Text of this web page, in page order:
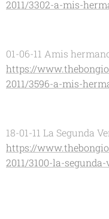
2011/3302-a-mis-
01-06-11 Amis
https://
2011/3596-a-mis-
18-01-11 La Segunda
https://
2011/3100-la-